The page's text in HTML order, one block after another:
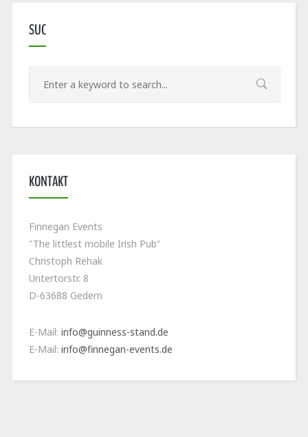
SUC
KONTAKT
Finnegan Events
"The littlest mobile Irish Pub"
Christoph Rehak
Untertorstr. 8
D-63688 Gedern
E-Mail: info@guinness-stand.de
E-Mail: info@finnegan-events.de